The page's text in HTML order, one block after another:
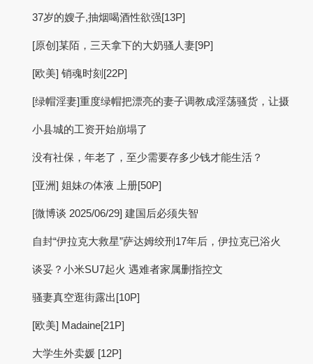
37岁的嫂子,抽烟喝酒性欲强[13P]
[原创]某陌，三天拿下的大奶骚人妻[9P]
[欧美] 销魂时刻[22P]
[绿帽淫妻]重度绿帽把漂亮的妻子调教成淫荡骚货，让摄
小县城的工资开始崩塌了
没有社保，年老了，至少需要存多少钱才能生活？
[亚洲] 姐妹の体液 上册[50P]
[微博谈 2025/06/29] 建国后必须失智
自封“伊拉克大救星”萨达姆绞刑17年后，伊拉克已浴火
谈妥？小米SU7起火 遇难者家属删指控文
骚妻真空逛街露出[10P]
[欧美] Madaine[21P]
大学生外卖媛 [12P]